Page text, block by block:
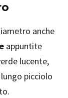
anche
appuntite
lucente,
picciolo